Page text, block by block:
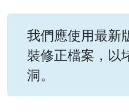
我們應使用最新
裝修正檔案，以
洞。